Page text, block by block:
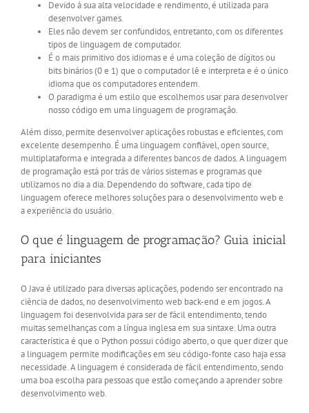
Devido à sua alta velocidade e rendimento, é utilizada para
desenvolver games.
Eles não devem ser confundidos, entretanto, com os diferentes
tipos de linguagem de computador.
É o mais primitivo dos idiomas e é uma coleção de dígitos ou
bits binários (0 e 1) que o computador lê e interpreta e é o único
idioma que os computadores entendem.
O paradigma é um estilo que escolhemos usar para desenvolver
nosso código em uma linguagem de programação.
Além disso, permite desenvolver aplicações robustas e eficientes, com
excelente desempenho. É uma linguagem confiável, open source,
multiplataforma e integrada a diferentes bancos de dados. A linguagem
de programação está por trás de vários sistemas e programas que
utilizamos no dia a dia. Dependendo do software, cada tipo de
linguagem oferece melhores soluções para o desenvolvimento web e
a experiência do usuário.
O que é linguagem de programação? Guia inicial
para iniciantes
O Java é utilizado para diversas aplicações, podendo ser encontrado na
ciência de dados, no desenvolvimento web back-end e em jogos. A
linguagem foi desenvolvida para ser de fácil entendimento, tendo
muitas semelhanças com a língua inglesa em sua sintaxe. Uma outra
característica é que o Python possui código aberto, o que quer dizer que
a linguagem permite modificações em seu código-fonte caso haja essa
necessidade. A linguagem é considerada de fácil entendimento, sendo
uma boa escolha para pessoas que estão começando a aprender sobre
desenvolvimento web.